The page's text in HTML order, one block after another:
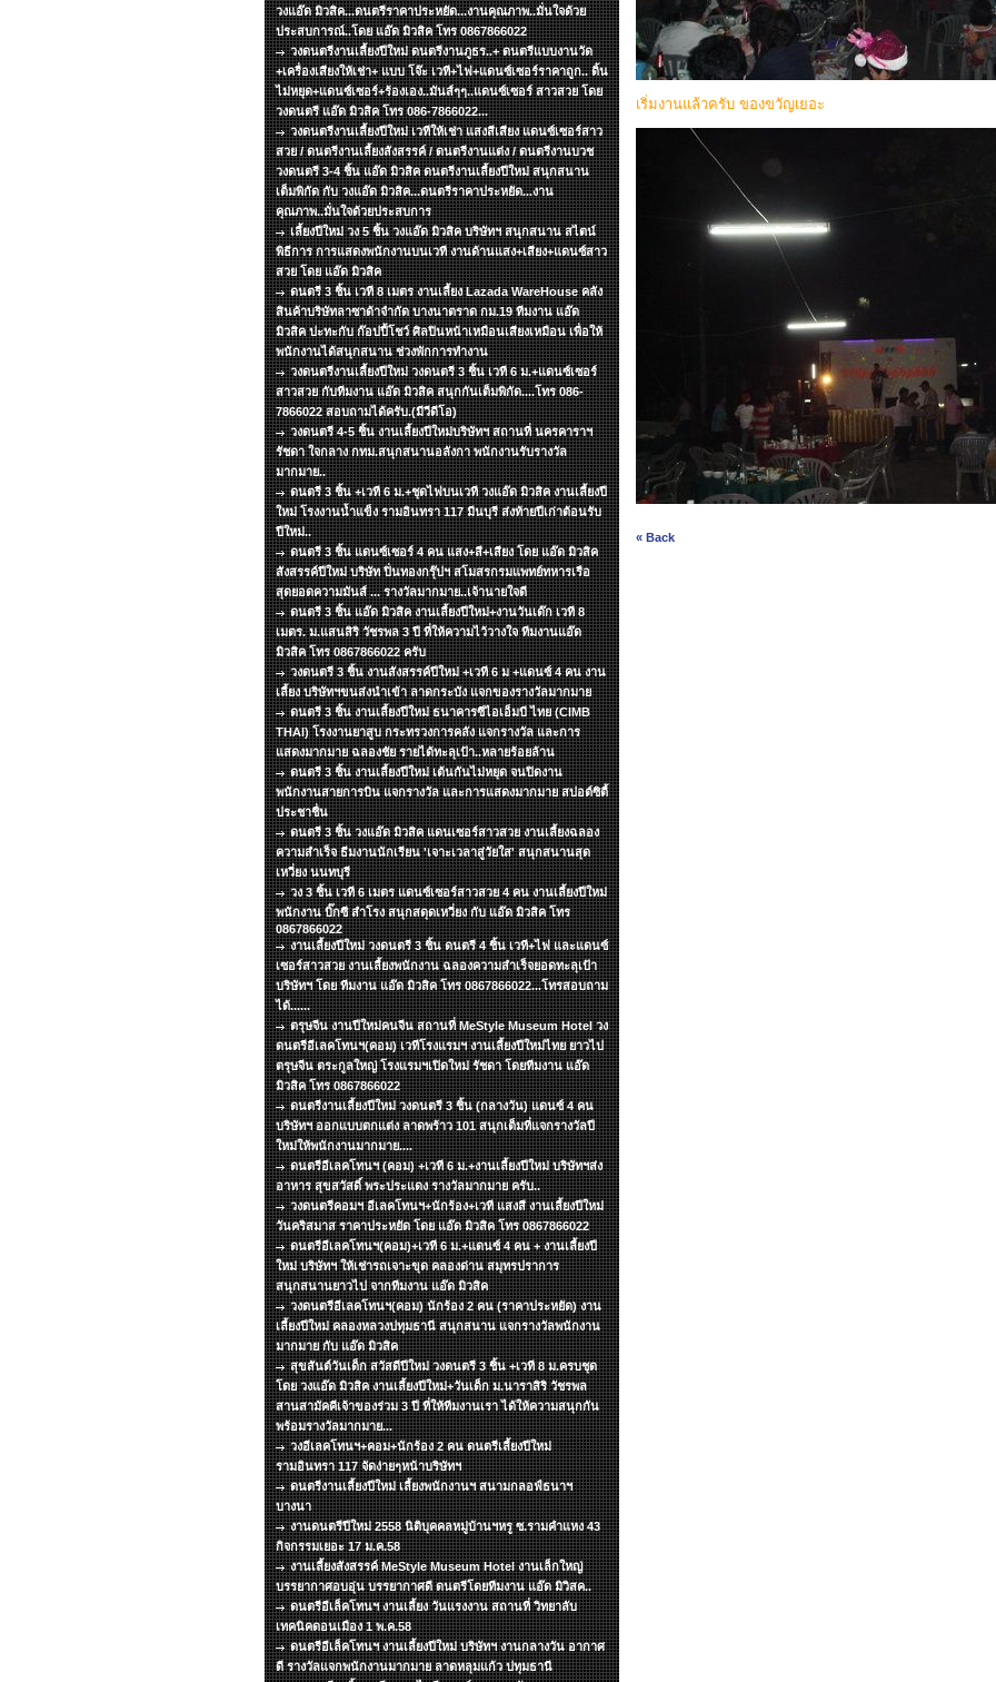
วงแอ๊ด มิวสิค...ดนตรีราคาประหยัด...งานคุณภาพ..มั่นใจด้วย
ประสบการณ์..โดย แอ๊ด มิวสิค โทร 0867866022
วงดนตรีงานเลี้ยงปีใหม่ ดนตรีงานภูธร..+ ดนตรีแบบงานวัด
+เครื่องเสียงให้เช่า+ แบบ โจ๊ะ เวที+ไฟ+แดนซ์เซอร์ราคาถูก.. ดิ้น
ไม่หยุด+แดนซ์เซอร์+ร้องเอง..มันส์ๆๆ..แดนซ์เซอร์ สาวสวย โดย
วงดนตรี แอ๊ด มิวสิค โทร 086-7866022...
วงดนตรีงานเลี้ยงปีใหม่ เวทีให้เช่า แสงสีเสียง แดนซ์เซอร์สาว
สวย / ดนตรีงานเลี้ยงสังสรรค์ / ดนตรีงานแต่ง / ดนตรีงานบวช
วงดนตรี 3-4 ชิ้น แอ๊ด มิวสิค ดนตรีงานเลี้ยงปีใหม่ สนุกสนาน
เต็มพิกัด กับ วงแอ๊ด มิวสิค...ดนตรีราคาประหยัด...งาน
คุณภาพ..มั่นใจด้วยประสบการ
เลี้ยงปีใหม่ วง 5 ชิ้น วงแอ๊ด มิวสิค บริษัทฯ สนุกสนาน สไตน์
พิธีการ การแสดงพนักงานบนเวที งานด้านแสง+เสียง+แดนซ์สาว
สวย โดย แอ๊ด มิวสิค
ดนตรี 3 ชิ้น เวที 8 เมตร งานเลี้ยง Lazada WareHouse คลัง
สินค้าบริษัทลาซาด้าจำกัด บางนาตราด กม.19 ทีมงาน แอ๊ด
มิวสิค ปะทะกับ ก๊อปปี้โชว์ ศิลปินหน้าเหมือนเสียงเหมือน เพื่อให้
พนักงานได้สนุกสนาน ช่วงพักการทำงาน
วงดนตรีงานเลี้ยงปีใหม่ วงดนตรี 3 ชิ้น เวที 6 ม.+แดนซ์เซอร์
สาวสวย กับทีมงาน แอ๊ด มิวสิค สนุกกันเต็มพิกัด....โทร 086-
7866022 สอบถามได้ครับ.(มีวีดีโอ)
วงดนตรี 4-5 ชิ้น งานเลี้ยงปีใหม่บริษัทฯ สถานที่ นครคาราฯ
รัชดา ใจกลาง กทม.สนุกสนานอลังกา พนักงานรับรางวัล
มากมาย..
ดนตรี 3 ชิ้น +เวที 6 ม.+ชุดไฟบนเวที วงแอ๊ด มิวสิค งานเลี้ยงปี
ใหม่ โรงงานน้ำแข็ง รามอินทรา 117 มีนบุรี ส่งท้ายปีเก่าต้อนรับ
ปีใหม่..
ดนตรี 3 ชิ้น แดนซ์เซอร์ 4 คน แสง+สี+เสียง โดย แอ๊ด มิวสิค
สังสรรค์ปีใหม่ บริษัท ปิ่นทองกรุ๊ปฯ สโมสรกรมแพทย์ทหารเรือ
สุดยอดความมันส์ ... รางวัลมากมาย..เจ้านายใจดี
ดนตรี 3 ชิ้น แอ๊ด มิวสิค งานเลี้ยงปีใหม่+งานวันเด๊ก เวที 8
เมตร. ม.แสนสิริ วัชรพล 3 ปี ที่ให้ความไว้วางใจ ทีมงานแอ๊ด
มิวสิค โทร 0867866022 ครับ
วงดนตรี 3 ชิ้น งานสังสรรค์ปีใหม่ +เวที 6 ม +แดนซ์ 4 คน งาน
เลี้ยง บริษัทฯขนส่งนำเข้า ลาดกระบัง แจกของรางวัลมากมาย
ดนตรี 3 ชิ้น งานเลี้ยงปีใหม่ ธนาคารซีไอเอ็มบี ไทย (CIMB
THAI) โรงงานยาสูบ กระทรวงการคลัง แจกรางวัล และการ
แสดงมากมาย ฉลองชัย รายได้ทะลุเป้า..หลายร้อยล้าน
ดนตรี 3 ชิ้น งานเลี้ยงปีใหม่ เต้นกันไม่หยุด จนปิดงาน
พนักงานสายการบิน แจกรางวัล และการแสดงมากมาย สปอต์ซิตื้
ประชาชื่น
ดนตรี 3 ชิ้น วงแอ๊ด มิวสิค แดนเซอร์สาวสวย งานเลี้ยงฉลอง
ความสำเร็จ ธีมงานนักเรียน 'เจาะเวลาสู่วัยใส' สนุกสนานสุด
เหวี่ยง นนทบุรี
วง 3 ชิ้น เวที 6 เมตร แดนซ์เซอร์สาวสวย 4 คน งานเลี้ยงปีใหม่
พนักงาน บิ๊กซี สำโรง สนุกสดุดเหวี่ยง กับ แอ๊ด มิวสิค โทร
0867866022
งานเลี้ยงปีใหม่ วงดนตรี 3 ชิ้น ดนตรี 4 ชิ้น เวที+ไฟ และแดนซ์
เซอร์สาวสวย งานเลี้ยงพนักงาน ฉลองความสำเร็จยอดทะลุเป้า
บริษัทฯ โดย ทีมงาน แอ๊ด มิวสิค โทร 0867866022...โทรสอบถาม
ได้......
ตรุษจีน งานปีใหม่คนจีน สถานที่ MeStyle Museum Hotel วง
ดนตรีอีเลคโทนฯ(คอม) เวทีโรงแรมฯ งานเลี้ยงปีใหม่ไทย ยาวไป
ตรุษจีน ตระกูลใหญ่ โรงแรมฯเปิดใหม่ รัชดา โดยทีมงาน แอ๊ด
มิวสิค โทร 0867866022
ดนตรีงานเลี้ยงปีใหม่ วงดนตรี 3 ชิ้น (กลางวัน) แดนซ์ 4 คน
บริษัทฯ ออกแบบตกแต่ง ลาดพร้าว 101 สนุกเต็มที่แจกรางวัลปี
ใหม่ให้พนักงานมากมาย....
ดนตรีอีเลคโทนฯ (คอม) +เวที 6 ม.+งานเลี้ยงปีใหม่ บริษัทฯส่ง
อาหาร สุขสวัสดิ์ พระประแดง รางวัลมากมาย ครับ..
วงดนตรีคอมฯ อีเลคโทนฯ+นักร้อง+เวที แสงสี งานเลี้ยงปีใหม่
วันคริสมาส ราคาประหยัด โดย แอ๊ด มิวสิค โทร 0867866022
ดนตรีอีเลคโทนฯ(คอม)+เวที 6 ม.+แดนซ์ 4 คน + งานเลี้ยงปี
ใหม่ บริษัทฯ ให้เช่ารถเจาะขุด คลองด่าน สมุทรปราการ
สนุกสนานยาวไป จากทีมงาน แอ๊ด มิวสิค
วงดนตรีอีเลคโทนฯ(คอม) นักร้อง 2 คน (ราคาประหยัด) งาน
เลี้ยงปีใหม่ คลองหลวงปทุมธานี สนุกสนาน แจกรางวัลพนักงาน
มากมาย กับ แอ๊ด มิวสิค
สุขสันต์วันเด็ก สวัสดีปีใหม่ วงดนตรี 3 ชิ้น +เวที 8 ม.ครบชุด
โดย วงแอ๊ด มิวสิค งานเลี้ยงปีใหม่+วันเด็ก ม.นาราสิริ วัชรพล
สานสามัคคีเจ้าของร่วม 3 ปี ที่ให้ทีมงานเรา ได้ให้ความสนุกกัน
พร้อมรางวัลมากมาย...
วงอีเลคโทนฯ+คอม+นักร้อง 2 คน ดนตรีเลี้ยงปีใหม่
รามอินทรา 117 จัดง่ายๆหน้าบริษัทฯ
ดนตรีงานเลี้ยงปีใหม่ เลี้ยงพนักงานฯ สนามกลอฟ์ธนาฯ
บางนา
งานดนตรีปีใหม่ 2558 นิติบุคคลหมู่บ้านฯหรู ซ.รามคำแหง 43
กิจกรรมเยอะ 17 ม.ค.58
งานเลี้ยงสังสรรค์ MeStyle Museum Hotel งานเล็กใหญ่
บรรยากาศอบอุ่น บรรยากาศดี ดนตรีโดยทีมงาน แอ๊ด มิวิสค..
ดนตรีอีเล็คโทนฯ งานเลี้ยง วันแรงงาน สถานที่ วิทยาลับ
เทคนิคดอนเมือง 1 พ.ค.58
ดนตรีอีเล็คโทนฯ งานเลี้ยงปีใหม่ บริษัทฯ งานกลางวัน อากาศ
ดี รางวัลแจกพนักงานมากมาย ลาดหลุมแก้ว ปทุมธานี
เริ่มงานแล้วครับ ของขวัญเยอะ
« Back